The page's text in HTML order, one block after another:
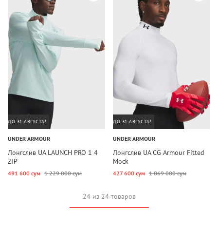
ДО 31 АВГУСТА!
UNDER ARMOUR
Лонгслив UA LAUNCH PRO 1 4
ZIP
491 600 сум 1 229 000 сум
ДО 31 АВГУСТА!
UNDER ARMOUR
Лонгслив UA CG Armour Fitted
Mock
427 600 сум 1 069 000 сум
24 из 24 товаров